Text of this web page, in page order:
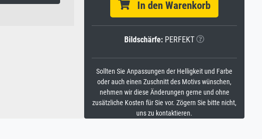
In den Warenkorb
Bildschärfe: PERFEKT
Sollten Sie Anpassungen der Helligkeit und Farbe
oder auch einen Zuschnitt des Motivs wünschen,
nehmen wir diese Änderungen gerne und ohne
zusätzliche Kosten für Sie vor. Zögern Sie bitte nicht,
uns zu kontaktieren.